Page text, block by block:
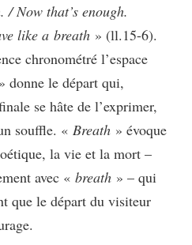
/ Now that’s enough.
like a breath » (ll.15-6).
chronométré l’espace
» donne le départ qui,
se hâte de l’exprimer,
souffle. « Breath » évoque
la vie et la mort –
avec « breath » – qui
que le départ du visiteur